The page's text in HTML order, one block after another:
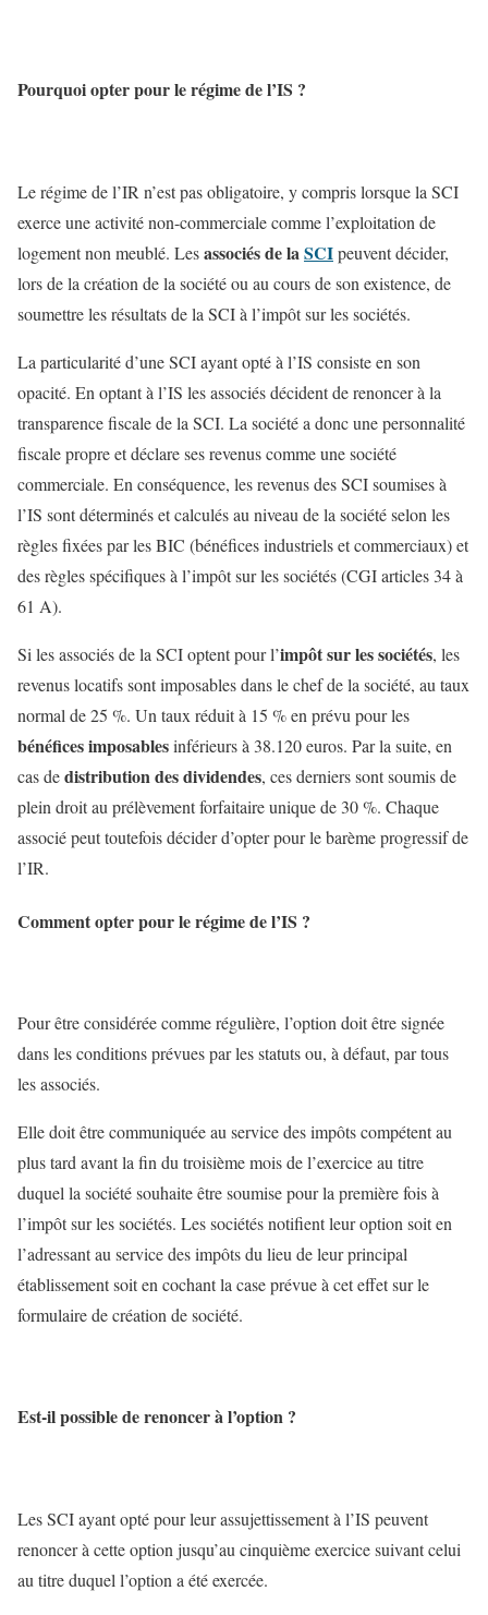
Pourquoi opter pour le régime de l’IS ?
Le régime de l’IR n’est pas obligatoire, y compris lorsque la SCI
exerce une activité non-commerciale comme l’exploitation de
logement non meublé. Lesassociés de laSCIpeuvent décider,
lors de la création de la société ou au cours de son existence, de
soumettre les résultats de la SCI à l’impôt sur les sociétés.
La particularité d’une SCI ayant opté à l’IS consiste en son
opacité. En optant à l’IS les associés décident de renoncer à la
transparence fiscale de la SCI. La société a donc une personnalité
fiscale propre et déclare ses revenus comme une société
commerciale. En conséquence, les revenus des SCI soumises à
l’IS sont déterminés et calculés au niveau de la société selon les
règles fixées par les BIC (bénéfices industriels et commerciaux) et
des règles spécifiques à l’impôt sur les sociétés (CGI articles 34 à
61 A).
Si les associés de la SCI optent pour l’impôt sur les sociétés, les
revenus locatifs sont imposables dans le chef de la société, au taux
normal de 25 %. Un taux réduit à 15 % en prévu pour les
bénéfices imposablesinférieurs à 38.120 euros. Par la suite, en
cas dedistribution des dividendes, ces derniers sont soumis de
plein droit au prélèvement forfaitaire unique de 30 %. Chaque
associé peut toutefois décider d’opter pour le barème progressif de
l’IR.
Comment opter pour le régime de l’IS ?
Pour être considérée comme régulière, l’option doit être signée
dans les conditions prévues par les statuts ou, à défaut, par tous
les associés.
Elle doit être communiquée au service des impôts compétent au
plus tard avant la fin du troisième mois de l’exercice au titre
duquel la société souhaite être soumise pour la première fois à
l’impôt sur les sociétés. Les sociétés notifient leur option soit en
l’adressant au service des impôts du lieu de leur principal
établissement soit en cochant la case prévue à cet effet sur le
formulaire de création de société.
Est-il possible de renoncer à l’option ?
Les SCI ayant opté pour leur assujettissement à l’IS peuvent
renoncer à cette option jusqu’au cinquième exercice suivant celui
au titre duquel l’option a été exercée.